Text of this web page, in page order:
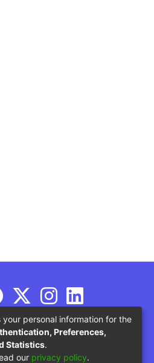
personal information for the
Preferences,
Statistics.
our privacy policy.